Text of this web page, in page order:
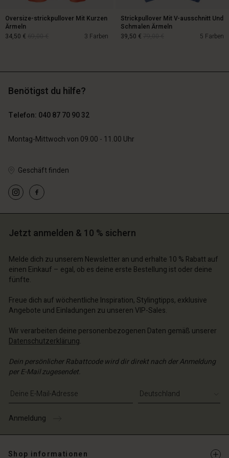
Oversize-strickpullover Mit Kurzen
Ärmeln
3 Farben
34,50 €
Strickpullover Mit V-ausschnitt Und
Schmalen Ärmeln
5 Farben
39,50 €
Benötigst du hilfe?
Telefon: 040 87 70 90 32
Montag-Mittwoch von 09.00 - 11.00 Uhr
Geschäft finden
Jetzt anmelden & 10 % sichern
Melde dich zu unserem Newsletter an und erhalte 10 % Rabatt auf
einen Einkauf – egal, ob es deine erste Bestellung ist oder deine
fünfte.
Freue dich auf wöchentliche Inspiration, Stylingtipps, exklusive
Angebote und Einladungen zu unseren VIP-Sales.
Wir verarbeiten deine personenbezogenen Daten gemäß unserer
Datenschutzerklärung.
Dein persönlicher Rabattcode wird dir direkt nach der Anmeldung
per E-Mail zugesendet.
E-Mail-Adresse eingeben
Anmeldung
Shop informationen